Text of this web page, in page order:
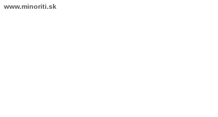
www.minoriti.sk